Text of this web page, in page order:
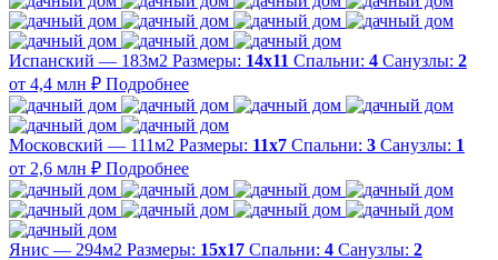
Испанский — 183м2 Размеры: 14х11 Спальни: 4 Санузлы: 2
от 4,4 млн ₽ Подробнее
Московский — 111м2 Размеры: 11х7 Спальни: 3 Санузлы: 1
от 2,6 млн ₽ Подробнее
Янис — 294м2 Размеры: 15х17 Спальни: 4 Санузлы: 2